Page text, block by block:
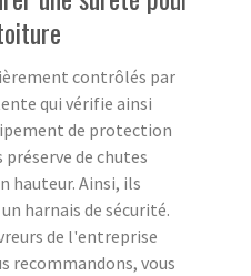
contrôlés par
qui vérifie ainsi
de protection
de chutes
hauteur. Ainsi, ils
harnais de sécurité.
de l'entreprise
recommandons, vous